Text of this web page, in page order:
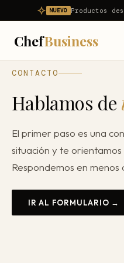
NUEVO Productos
ChefBusiness
Ver todos los
Consultoría Integral
Dirección Gastronómica
Consultor de Restaurantes
Problemas
Ver todos los
Mi restaurante no es
Reducir food cost
Productos
Nosotros
CONTACTO
Hablamos de
El primer paso es una
situación y te orientamos
Respondemos en menos
IR AL FORMULARIO →